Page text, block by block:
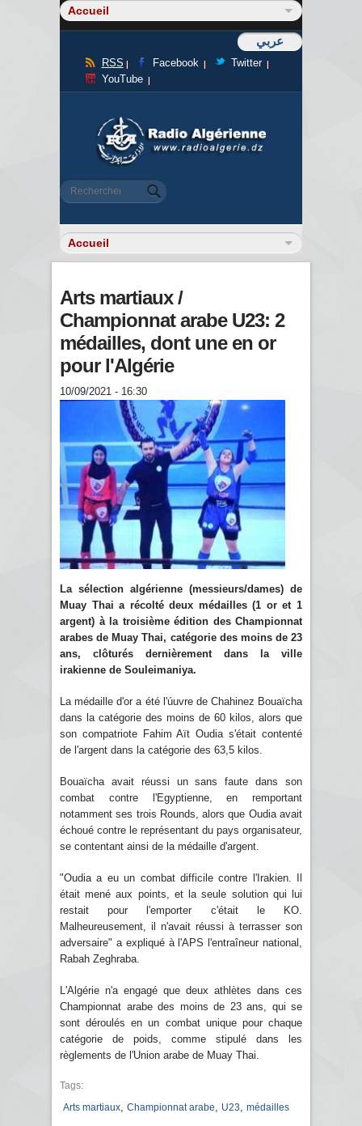
عربي
RSS Facebook
Twitter
YouTube
Formulaire de recherche
Rechercher
Arts martiaux /
Championnat arabe U23: 2
médailles, dont une en or
pour l'Algérie
10/09/2021 - 16:30
La sélection algérienne (messieurs/dames) de
Muay Thai a récolté deux médailles (1 or et 1
argent) à la troisième édition des Championnat
arabes de Muay Thai, catégorie des moins de 23
ans, clôturés dernièrement dans la ville
irakienne de Souleimaniya.
La médaille d'or a été l'úuvre de Chahinez Bouaïcha
dans la catégorie des moins de 60 kilos, alors que
son compatriote Fahim Aït Oudia s'était contenté
de l'argent dans la catégorie des 63,5 kilos.
Bouaïcha avait réussi un sans faute dans son
combat contre l'Egyptienne, en remportant
notamment ses trois Rounds, alors que Oudia avait
échoué contre le représentant du pays organisateur,
se contentant ainsi de la médaille d'argent.
"Oudia a eu un combat difficile contre l'Irakien. Il
était mené aux points, et la seule solution qui lui
restait pour l'emporter c'était le KO.
Malheureusement, il n'avait réussi à terrasser son
adversaire" a expliqué à l'APS l'entraîneur national,
Rabah Zeghraba.
L'Algérie n'a engagé que deux athlètes dans ces
Championnat arabe des moins de 23 ans, qui se
sont déroulés en un combat unique pour chaque
catégorie de poids, comme stipulé dans les
règlements de l'Union arabe de Muay Thai.
Tags:
Arts martiaux Championnat arabe U23 médailles